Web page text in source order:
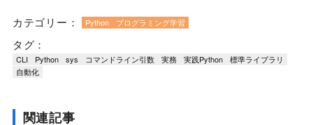
カテゴリー： Python プログラミング学習
タグ：
CLI Python sys コマンドライン引数 実務 実践Python
標準ライブラリ
自動化
関連記事